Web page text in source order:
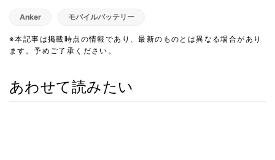
Anker モバイルバッテリー
※本記事は掲載時点の情報であり、最新のものとは異なる場合があり
ます。予めご了承ください。
あわせて読みたい